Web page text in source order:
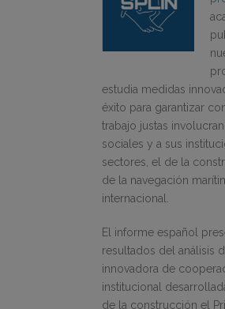
estudia medidas
éxito para garantizar
trabajo justas
sociales y a sus
sectores, el de la
de la navegación
internacional.
El informe español
resultados del análisis
innovadora de
institucional
de la construcción el